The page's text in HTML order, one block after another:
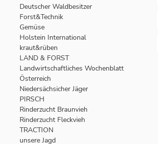
Deutscher Waldbesitzer
Forst&Technik
Gemüse
Holstein International
kraut&rüben
LAND & FORST
Landwirtschaftliches Wochenblatt
Österreich
Niedersächsicher Jäger
PIRSCH
Rinderzucht Braunvieh
Rinderzucht Fleckvieh
TRACTION
unsere Jagd